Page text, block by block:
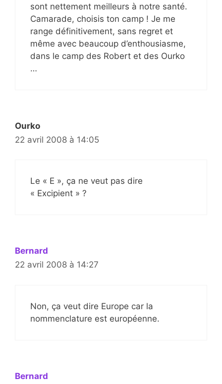
sont nettement meilleurs à notre santé.
Camarade, choisis ton camp ! Je me
range définitivement, sans regret et
même avec beaucoup d’enthousiasme,
dans le camp des Robert et des Ourko
…
Ourko
22 avril 2008 à 14:05
Le « E », ça ne veut pas dire
« Excipient » ?
Bernard
22 avril 2008 à 14:27
Non, ça veut dire Europe car la
nommenclature est européenne.
Bernard